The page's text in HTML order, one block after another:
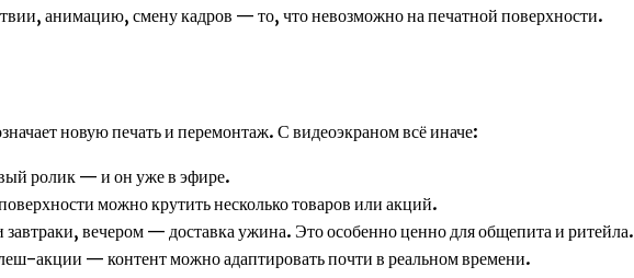
анимацию, смену кадров — то, что невозможно на печатной поверхности.
новую печать и перемонтаж. С видеоэкраном всё иначе:
ролик — и он уже в эфире.
можно крутить несколько товаров или акций.
вечером — доставка ужина. Это особенно ценно для общепита и ритейла.
акции — контент можно адаптировать почти в реальном времени.